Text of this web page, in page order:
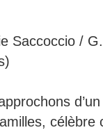
Saccoccio /
célèbre